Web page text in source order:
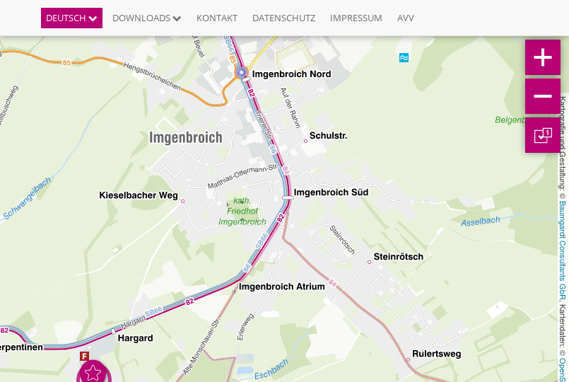
DEUTSCH DOWNLOADS KONTAKT DATENSCHUTZ IMPRESSUM AVV
Kartografie und Gestaltung: ©
Baumgardt Consultants GbR
, Kartendaten: ©
1